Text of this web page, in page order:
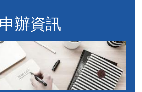
申辦資訊